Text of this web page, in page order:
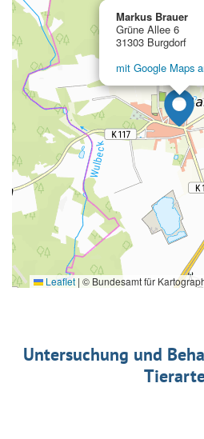
Markus Brauer
Grüne Allee 6
31303 Burgdorf
mit Google Maps
Leaflet | © Bundesamt für
Untersuchung und